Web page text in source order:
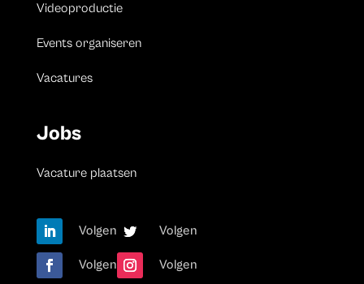
Videoproductie
Events organiseren
Vacatures
Jobs
Vacature plaatsen
Volgen Volgen
Volgen Volgen